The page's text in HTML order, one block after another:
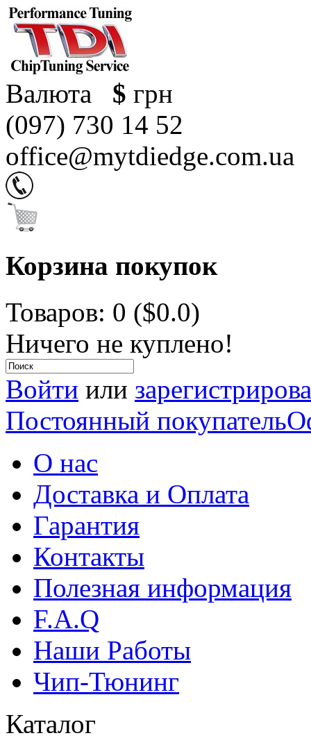
Валюта $ грн
(097) 730 14 52
office@mytdiedge.com.ua
Корзина покупок
Товаров: 0 ($0.0)
Ничего не куплено!
Войти или
Постоянный покупатель
О нас
Доставка и Оплата
Гарантия
Контакты
Полезная информация
F.A.Q
Наши Работы
Чип-Тюнинг
Каталог